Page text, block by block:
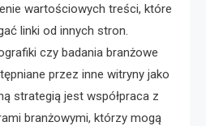
wartościowych treści, które
linki od innych stron.
czy badania branżowe
przez inne witryny jako
strategią jest współpraca z
branżowymi, którzy mogą